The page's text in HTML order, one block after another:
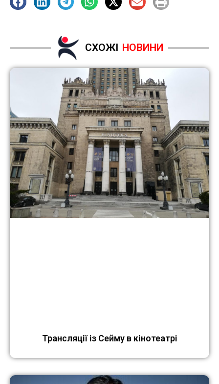
СХОЖІ НОВИНИ
Трансляції із Сейму в кінотеатрі